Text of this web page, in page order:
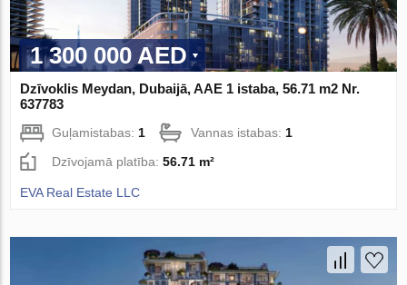
1 300 000 AED
Dzīvoklis Meydan, Dubaijā, AAE 1 istaba, 56.71 m2 Nr.
637783
Guļamistabas: 1 Vannas istabas: 1
Dzīvojamā platība:56.71 m²
EVA Real Estate LLC